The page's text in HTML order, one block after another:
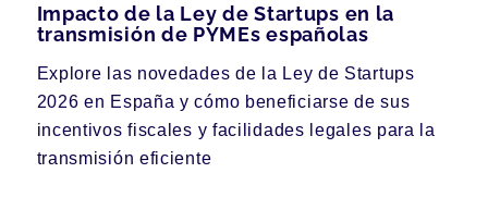
Impacto de la Ley de Startups en la
transmisión de PYMEs españolas
Explore las novedades de la Ley de Startups
2026 en España y cómo beneficiarse de sus
incentivos fiscales y facilidades legales para la
transmisión eficiente